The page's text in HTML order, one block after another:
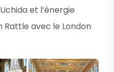
et l’énergie
Rattle avec le London